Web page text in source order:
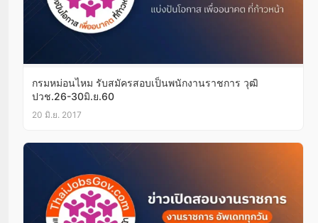
กรมหม่อนไหม รับสมัครสอบเป็นพนักงานราชการ วุฒิ
ปวช.26-30มิ.ย.60
20 มิ.ย. 2017